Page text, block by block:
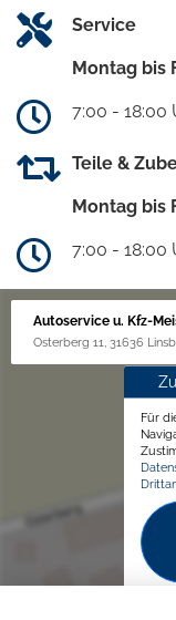
Service
Montag bis
7:00 - 18:00
Teile &
Montag bis
7:00 - 18:00
Autoservice u. Kfz-
Osterberg 11, 31636
Für